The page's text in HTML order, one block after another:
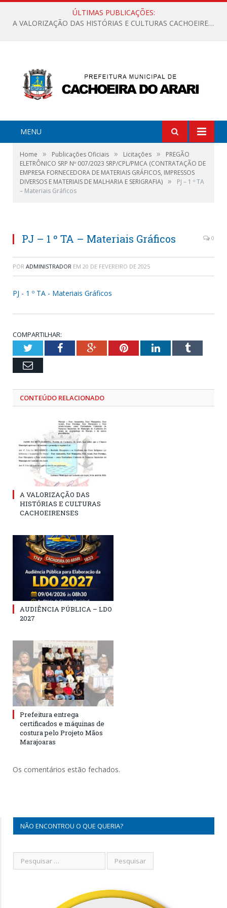
ÚLTIMAS PUBLICAÇÕES:
A VALORIZAÇÃO DAS HISTÓRIAS E CULTURAS CACHOEIRENSES
MENU
Home » Publicações Oficiais » Licitações »
PREGÃO
ELETRÔNICO SRP Nº 007/2023 SRP/CPL/PMCA (CONTRATAÇÃO DE
EMPRESA FORNECEDORA DE MATERIAIS GRÁFICOS, IMPRESSOS
DIVERSOS E MATERIAIS DE MALHARIA E SERIGRAFIA) »
PJ – 1 º TA
– Materiais Gráficos
PJ – 1 º TA – Materiais Gráficos 0
POR ADMINISTRADOR EM 20 DE FEVEREIRO DE 2025
PJ - 1 º TA - Materiais Gráficos
COMPARTILHAR:
TwitterFacebookGoogle+PinterestLinkedInTumblr
Email
CONTEÚDO RELACIONADO
A VALORIZAÇÃO DAS
HISTÓRIAS E CULTURAS
CACHOEIRENSES
AUDIÊNCIA PÚBLICA – LDO
2027
Prefeitura entrega
certificados e máquinas de
costura pelo Projeto Mãos
Marajoaras
Os comentários estão fechados.
NÃO ENCONTROU O QUE QUERIA?